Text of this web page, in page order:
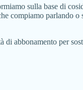
sulla base di
compiamo parlando
abbonamento per